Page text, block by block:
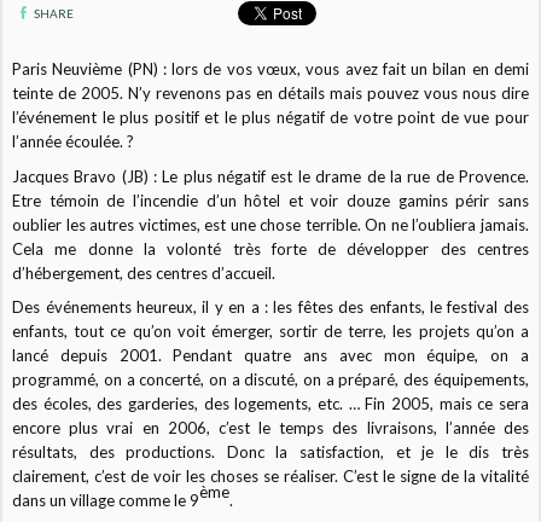
SHARE
Paris Neuvième (PN) : lors de vos vœux, vous avez fait un bilan en demi
teinte de 2005. N’y revenons pas en détails mais pouvez vous nous dire
l’événement le plus positif et le plus négatif de votre point de vue pour
l’année écoulée. ?
Jacques Bravo (JB) : Le plus négatif est le drame de la rue de Provence.
Etre témoin de l’incendie d’un hôtel et voir douze gamins périr sans
oublier les autres victimes, est une chose terrible. On ne l’oubliera jamais.
Cela me donne la volonté très forte de développer des centres
d’hébergement, des centres d’accueil.
Des événements heureux, il y en a : les fêtes des enfants, le festival des
enfants, tout ce qu’on voit émerger, sortir de terre, les projets qu’on a
lancé depuis 2001. Pendant quatre ans avec mon équipe, on a
programmé, on a concerté, on a discuté, on a préparé, des équipements,
des écoles, des garderies, des logements, etc. … Fin 2005, mais ce sera
encore plus vrai en 2006, c’est le temps des livraisons, l’année des
résultats, des productions. Donc la satisfaction, et je le dis très
clairement, c’est de voir les choses se réaliser. C’est le signe de la vitalité
dans un village comme le 9ème.